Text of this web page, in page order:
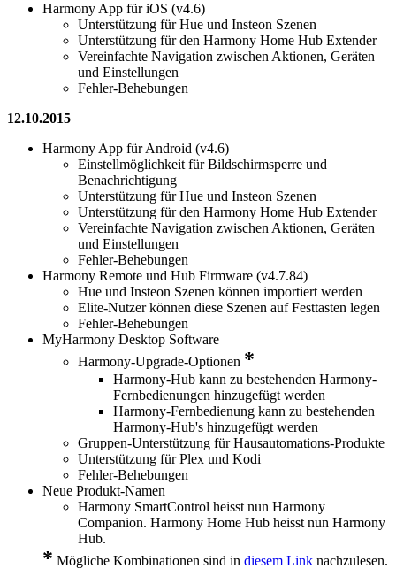
Harmony App für iOS (v4.6)
Unterstützung für Hue und Insteon Szenen
Unterstützung für den Harmony Home Hub Extender
Vereinfachte Navigation zwischen Aktionen, Geräten
und Einstellungen
Fehler-Behebungen
12.10.2015
Harmony App für Android (v4.6)
Einstellmöglichkeit für Bildschirmsperre und
Benachrichtigung
Unterstützung für Hue und Insteon Szenen
Unterstützung für den Harmony Home Hub Extender
Vereinfachte Navigation zwischen Aktionen, Geräten
und Einstellungen
Fehler-Behebungen
Harmony Remote und Hub Firmware (v4.7.84)
Hue und Insteon Szenen können importiert werden
Elite-Nutzer können diese Szenen auf Festtasten legen
Fehler-Behebungen
MyHarmony Desktop Software
Harmony-Upgrade-Optionen *
Harmony-Hub kann zu bestehenden Harmony-
Fernbedienungen hinzugefügt werden
Harmony-Fernbedienung kann zu bestehenden
Harmony-Hub's hinzugefügt werden
Gruppen-Unterstützung für Hausautomations-Produkte
Unterstützung für Plex und Kodi
Fehler-Behebungen
Neue Produkt-Namen
Harmony SmartControl heisst nun Harmony
Companion. Harmony Home Hub heisst nun Harmony
Hub.
* Mögliche Kombinationen sind in diesem Link nachzulesen.